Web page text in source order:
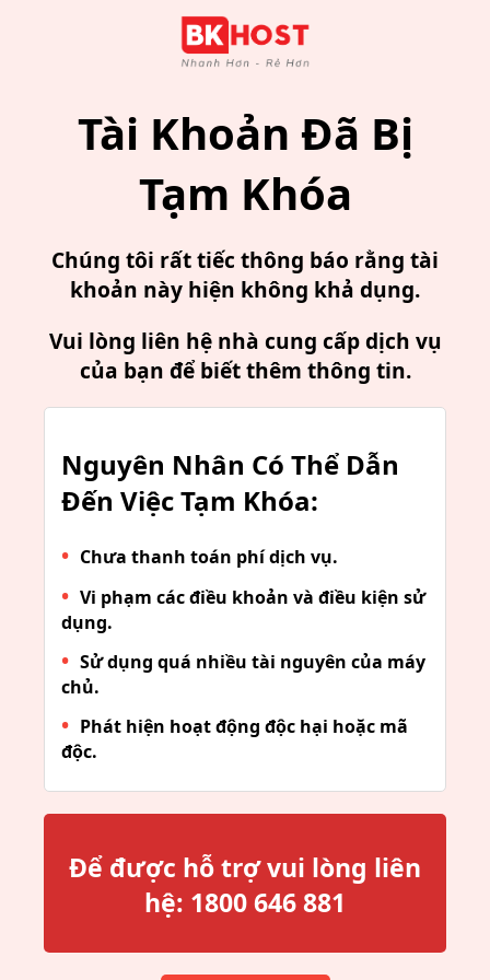
Tài Khoản Đã Bị
Tạm Khóa
Chúng tôi rất tiếc thông báo rằng tài
khoản này hiện không khả dụng.
Vui lòng liên hệ nhà cung cấp dịch vụ
của bạn để biết thêm thông tin.
Nguyên Nhân Có Thể Dẫn
Đến Việc Tạm Khóa:
Chưa thanh toán phí dịch vụ.
Vi phạm các điều khoản và điều kiện sử
dụng.
Sử dụng quá nhiều tài nguyên của máy
chủ.
Phát hiện hoạt động độc hại hoặc mã
độc.
Để được hỗ trợ vui lòng liên
hệ: 1800 646 881